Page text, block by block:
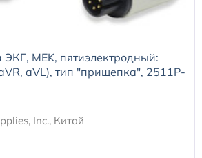
MEK, пятиэлектродный:
aVL), тип "прищепка", 2511P-
Inc., Китай